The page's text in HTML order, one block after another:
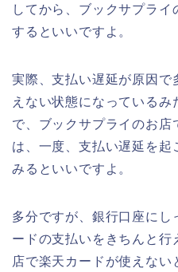
してから、ブックサプライ
するといいですよ。
実際、支払い遅延が原因で
えない状態になっている
で、ブックサプライのお店
は、一度、支払い遅延を起
みるといいですよ。
多分ですが、銀行口座にし
ードの支払いをきちんと行
店で楽天カードが使えない